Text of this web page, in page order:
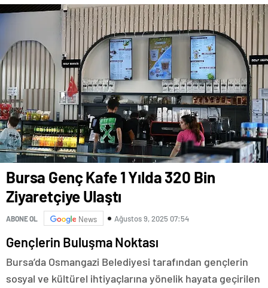
Bursa Genç Kafe 1 Yılda 320 Bin
Ziyaretçiye Ulaştı
ABONE OL News Ağustos 9, 2025 07:54
Gençlerin Buluşma Noktası
Bursa’da Osmangazi Belediyesi tarafından gençlerin
sosyal ve kültürel ihtiyaçlarına yönelik hayata geçirilen